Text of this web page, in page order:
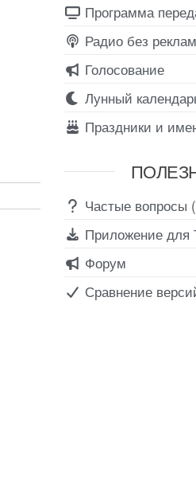
Программа
Радио без
Голосование
Лунный
Праздники и
Частые вопросы
Приложение для
Форум
Сравнение